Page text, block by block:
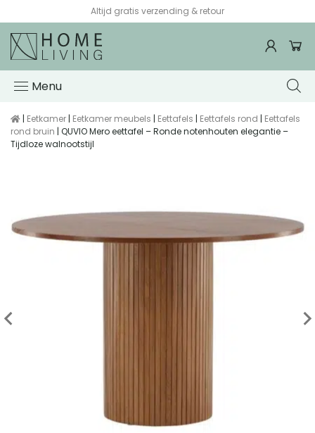
Altijd gratis verzending & retour
Menu
| Eetkamer | Eetkamer meubels | Eettafels | Eettafels rond | Eettafels
rond bruin | QUVIO Mero eettafel – Ronde notenhouten elegantie –
Tijdloze walnootstijl